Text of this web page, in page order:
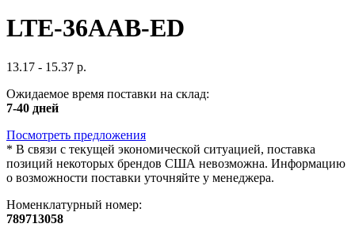
LTE-36AAB-ED
13.17 - 15.37 р.
Ожидаемое время поставки на склад:
7-40 дней
Посмотреть предложения
* В связи с текущей экономической ситуацией, поставка
позиций некоторых брендов США невозможна. Информацию
о возможности поставки уточняйте у менеджера.
Номенклатурный номер:
789713058